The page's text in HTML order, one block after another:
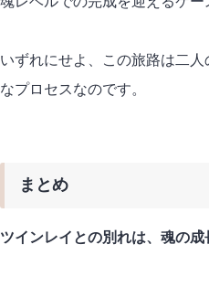
いずれにせよ、この旅路は二
なプロセスなのです。
まとめ
ツインレイとの別れは、魂の成